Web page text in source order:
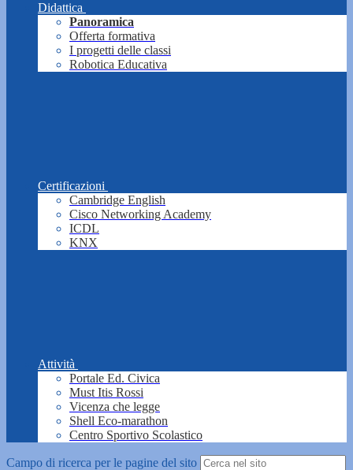
Didattica
Panoramica
Offerta formativa
I progetti delle classi
Robotica Educativa
Certificazioni
Cambridge English
Cisco Networking Academy
ICDL
KNX
Attività
Portale Ed. Civica
Must Itis Rossi
Vicenza che legge
Shell Eco-marathon
Centro Sportivo Scolastico
Campo di ricerca per le pagine del sito